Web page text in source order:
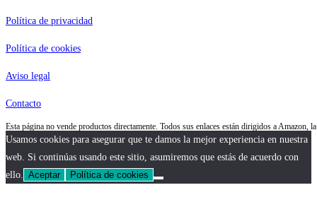
Política de privacidad
Política de cookies
Aviso legal
Contacto
Esta página no vende productos directamente. Todos sus enlaces están dirigidos a
Usamos cookies para asegurar que te damos la mejor experiencia en nuestra
web. Si continúas usando este sitio, asumiremos que estás de acuerdo con
ello. Aceptar Política de cookies